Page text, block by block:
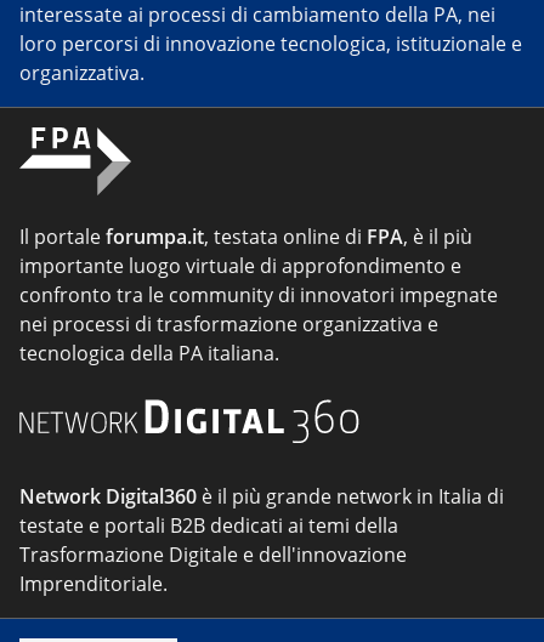
interessate ai processi di cambiamento della PA, nei
loro percorsi di innovazione tecnologica, istituzionale e
organizzativa.
Il portaleforumpa.it, testata online di FPA, è il più
importante luogo virtuale di approfondimento e
confronto tra le community di innovatori impegnate
nei processi di trasformazione organizzativa e
tecnologica della PA italiana.
Network Digital360 è il più grande network in Italia di
testate e portali B2B dedicati ai temi della
Trasformazione Digitale e dell'innovazione
Imprenditoriale.